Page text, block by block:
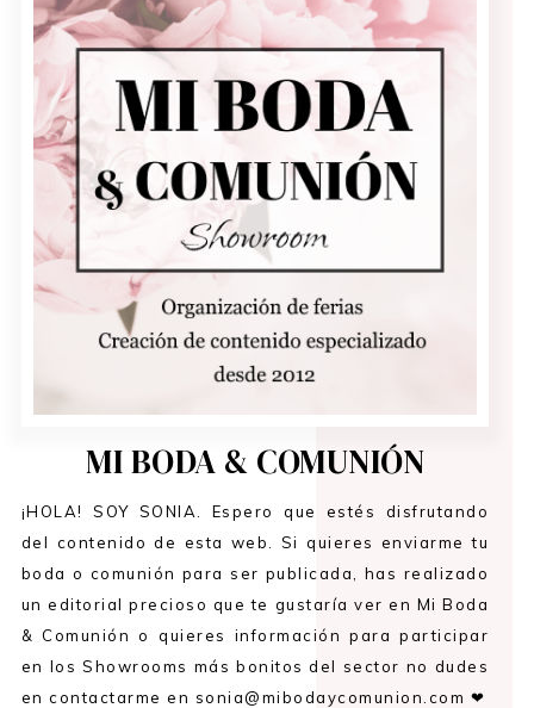
MI BODA & COMUNIÓN
¡HOLA! SOY SONIA. Espero que estés disfrutando
del contenido de esta web. Si quieres enviarme tu
boda o comunión para ser publicada, has realizado
un editorial precioso que te gustaría ver en Mi Boda
& Comunión o quieres información para participar
en los Showrooms más bonitos del sector no dudes
en contactarme en sonia@mibodaycomunion.com ❤